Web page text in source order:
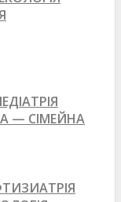
— СІМЕЙНА